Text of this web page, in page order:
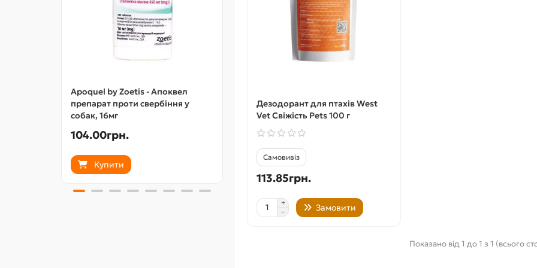
Apoquel by Zoetis - Апоквел
препарат проти свербіння у
собак, 16мг
104.00грн.
Купити
149.00грн.
Купити
Дезодорант для птахів West
Vet Свіжість Pets 100 г
Самовивіз
113.85грн.
Замовити
Показано від 1 до 1 з 1 (всього